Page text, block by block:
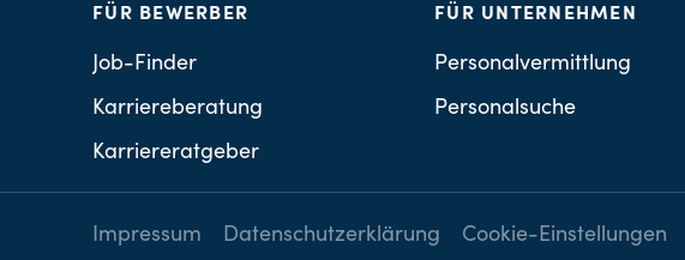
FÜR BEWERBER
Job-Finder
Karriereberatung
Karriereratgeber
FÜR UNTERNEHMEN
Personalvermittlung
Personalsuche
Impressum Datenschutzerklärung Cookie-Einstellungen